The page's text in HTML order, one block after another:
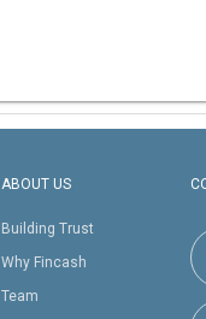
ABOUT US
Building Trust
Why Fincash
Team